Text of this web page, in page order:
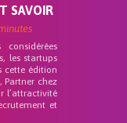
SAVOIR
les startups
cette édition
Partner chez
l’attractivité
et